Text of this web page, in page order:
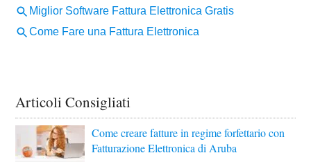
Articoli Consigliati
Come creare fatture in regime forfettario con
Fatturazione Elettronica di Aruba